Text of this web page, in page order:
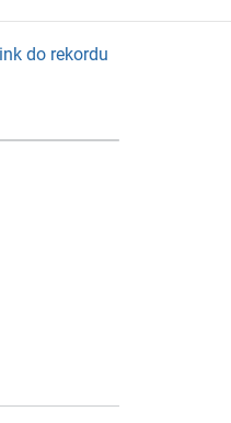
do rekordu